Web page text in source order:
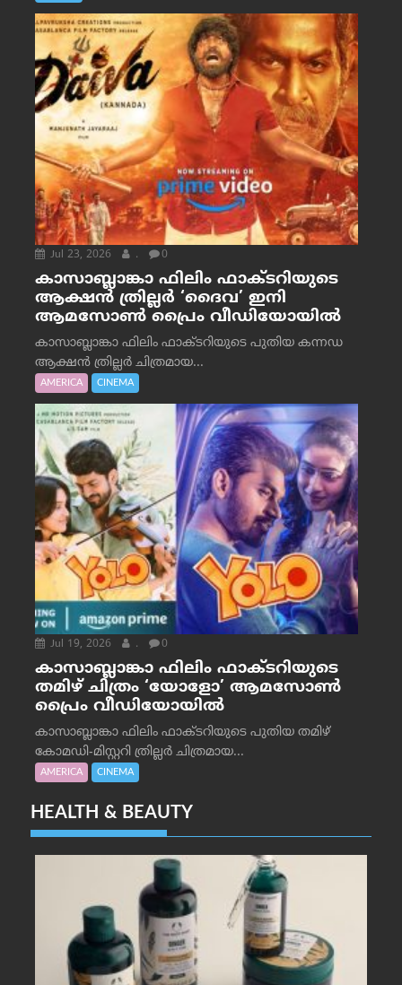
Jul 23, 2026 . 0
കാസാബ്ലാങ്കാ ഫിലിം ഫാക്ടറിയുടെ
ആക്ഷൻ ത്രില്ലർ ‘ദൈവ’ ഇനി
ആമസോൺ പ്രൈം വീഡിയോയിൽ
കാസാബ്ലാങ്കാ ഫിലിം ഫാക്ടറിയുടെ പുതിയ കന്നഡ
ആക്ഷൻ ത്രില്ലർ ചിത്രമായ...
AMERICA CINEMA
Jul 19, 2026 . 0
കാസാബ്ലാങ്കാ ഫിലിം ഫാക്ടറിയുടെ
തമിഴ് ചിത്രം ‘യോളോ’ ആമസോൺ
പ്രൈം വീഡിയോയിൽ
കാസാബ്ലാങ്കാ ഫിലിം ഫാക്ടറിയുടെ പുതിയ തമിഴ്
കോമഡി-മിസ്റ്ററി ത്രില്ലർ ചിത്രമായ...
AMERICA CINEMA
HEALTH & BEAUTY